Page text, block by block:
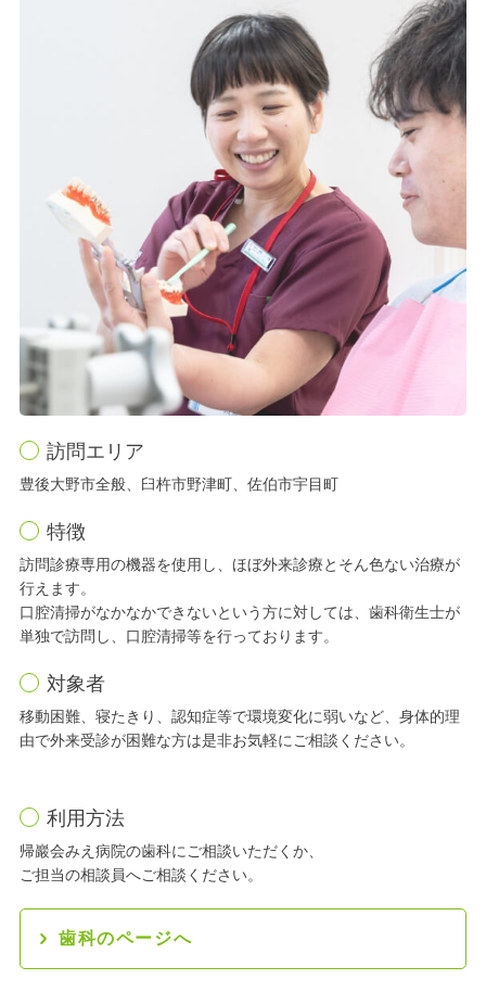
訪問エリア
豊後大野市全般、臼杵市野津町、佐伯市宇目町
特徴
訪問診療専用の機器を使用し、ほぼ外来診療とそん色ない治療が
行えます。
口腔清掃がなかなかできないという方に対しては、歯科衛生士が
単独で訪問し、口腔清掃等を行っております。
対象者
移動困難、寝たきり、認知症等で環境変化に弱いなど、身体的理
由で外来受診が困難な方は是非お気軽にご相談ください。
利用方法
帰巖会みえ病院の歯科にご相談いただくか、
ご担当の相談員へご相談ください。
歯科のページへ